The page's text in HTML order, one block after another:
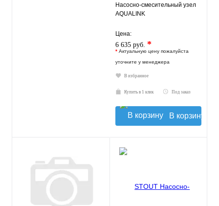
Насосно-смесительный узел
AQUALINK
Цена:
6 635 руб. *
* Актуальную цену пожалуйста
уточните у менеджера
В избранное
Купить в 1 клик Под заказ
В корзину